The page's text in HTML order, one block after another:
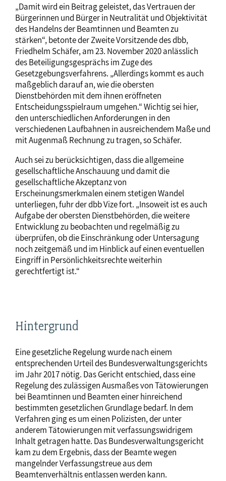
„Damit wird ein Beitrag geleistet, das Vertrauen der
Bürgerinnen und Bürger in Neutralität und Objektivität
des Handelns der Beamtinnen und Beamten zu
stärken“, betonte der Zweite Vorsitzende des dbb,
Friedhelm Schäfer, am 23. November 2020 anlässlich
des Beteiligungsgesprächs im Zuge des
Gesetzgebungsverfahrens. „Allerdings kommt es auch
maßgeblich darauf an, wie die obersten
Dienstbehörden mit dem ihnen eröffneten
Entscheidungsspielraum umgehen.“ Wichtig sei hier,
den unterschiedlichen Anforderungen in den
verschiedenen Laufbahnen in ausreichendem Maße und
mit Augenmaß Rechnung zu tragen, so Schäfer.
Auch sei zu berücksichtigen, dass die allgemeine
gesellschaftliche Anschauung und damit die
gesellschaftliche Akzeptanz von
Erscheinungsmerkmalen einem stetigen Wandel
unterliegen, fuhr der dbb Vize fort. „Insoweit ist es auch
Aufgabe der obersten Dienstbehörden, die weitere
Entwicklung zu beobachten und regelmäßig zu
überprüfen, ob die Einschränkung oder Untersagung
noch zeitgemäß und im Hinblick auf einen eventuellen
Eingriff in Persönlichkeitsrechte weiterhin
gerechtfertigt ist.“
Hintergrund
Eine gesetzliche Regelung wurde nach einem
entsprechenden Urteil des Bundesverwaltungsgerichts
im Jahr 2017 nötig. Das Gericht entschied, dass eine
Regelung des zulässigen Ausmaßes von Tätowierungen
bei Beamtinnen und Beamten einer hinreichend
bestimmten gesetzlichen Grundlage bedarf. In dem
Verfahren ging es um einen Polizisten, der unter
anderem Tätowierungen mit verfassungswidrigem
Inhalt getragen hatte. Das Bundesverwaltungsgericht
kam zu dem Ergebnis, dass der Beamte wegen
mangelnder Verfassungstreue aus dem
Beamtenverhältnis entlassen werden kann.